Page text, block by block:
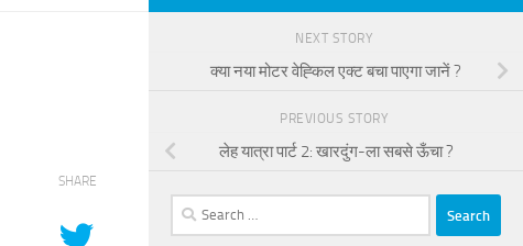
SHARE
NEXT STORY
क्या नया मोटर वेह्किल एक्ट बचा पाएगा जानें ?
PREVIOUS STORY
लेह यात्रा पार्ट 2: खारदुंग-ला सबसे ऊँचा ?
Search
for: